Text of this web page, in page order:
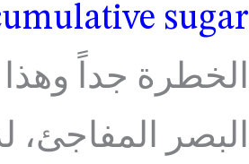
sugar
الخطرة جداً
البصر